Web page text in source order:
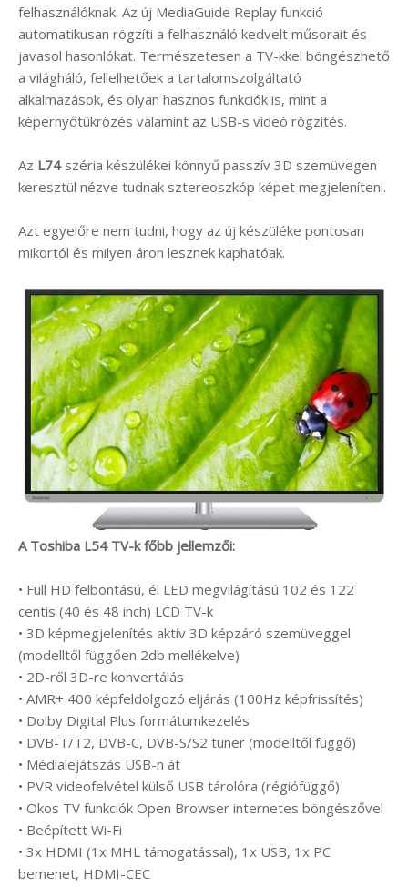
felhasználóknak. Az új MediaGuide Replay funkció
automatikusan rögzíti a felhasználó kedvelt műsorait és
javasol hasonlókat. Természetesen a TV-kkel böngészhető
a világháló, fellelhetőek a tartalomszolgáltató
alkalmazások, és olyan hasznos funkciók is, mint a
képernyőtükrözés valamint az USB-s videó rögzítés.
Az L74széria készülékei könnyű passzív 3D szemüvegen
keresztül nézve tudnak sztereoszkóp képet megjeleníteni.
Azt egyelőre nem tudni, hogy az új készüléke pontosan
mikortól és milyen áron lesznek kaphatóak.
A Toshiba L54 TV-k főbb jellemzői:
• Full HD felbontású, él LED megvilágítású 102 és 122
centis (40 és 48 inch) LCD TV-k
• 3D képmegjelenítés aktív 3D képzáró szemüveggel
(modelltől függően 2db mellékelve)
• 2D-ről 3D-re konvertálás
• AMR+ 400 képfeldolgozó eljárás (100Hz képfrissítés)
• Dolby Digital Plus formátumkezelés
• DVB-T/T2, DVB-C, DVB-S/S2 tuner (modelltől függő)
• Médialejátszás USB-n át
• PVR videofelvétel külső USB tárolóra (régiófüggő)
• Okos TV funkciók Open Browser internetes böngészővel
• Beépített Wi-Fi
• 3x HDMI (1x MHL támogatással), 1x USB, 1x PC
bemenet, HDMI-CEC